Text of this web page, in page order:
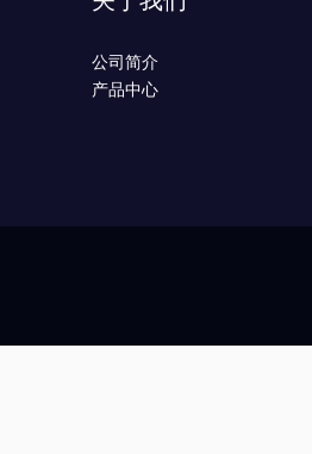
公司简介
产品中心